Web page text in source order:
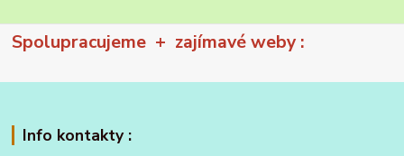
Spolupracujeme + zajímavé weby :
Info kontakty :